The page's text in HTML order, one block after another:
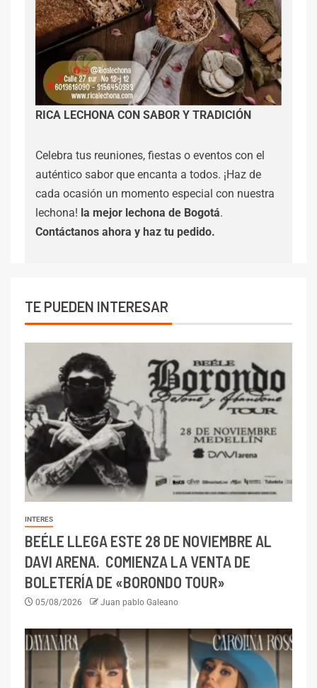
RICA LECHONA CON SABOR Y TRADICIÓN
Celebra tus reuniones, fiestas o eventos con el
auténtico sabor que encanta a todos. ¡Haz de
cada ocasión un momento especial con nuestra
lechona! la mejor lechona de Bogotá.
Contáctanos ahora y haz tu pedido.
TE PUEDEN INTERESAR
INTERES
BEÉLE LLEGA ESTE 28 DE NOVIEMBRE AL
DAVI ARENA. COMIENZA LA VENTA DE
BOLETERÍA DE «BORONDO TOUR»
05/08/2026 Juan pablo Galeano